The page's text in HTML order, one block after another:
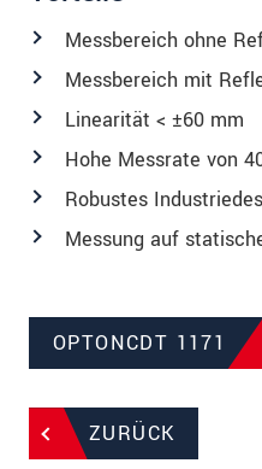
Messbereich ohne
Messbereich mit
Linearität < ±60 mm
Hohe Messrate von
Robustes
Messung auf
OPTONCDT 1171
ZURÜCK